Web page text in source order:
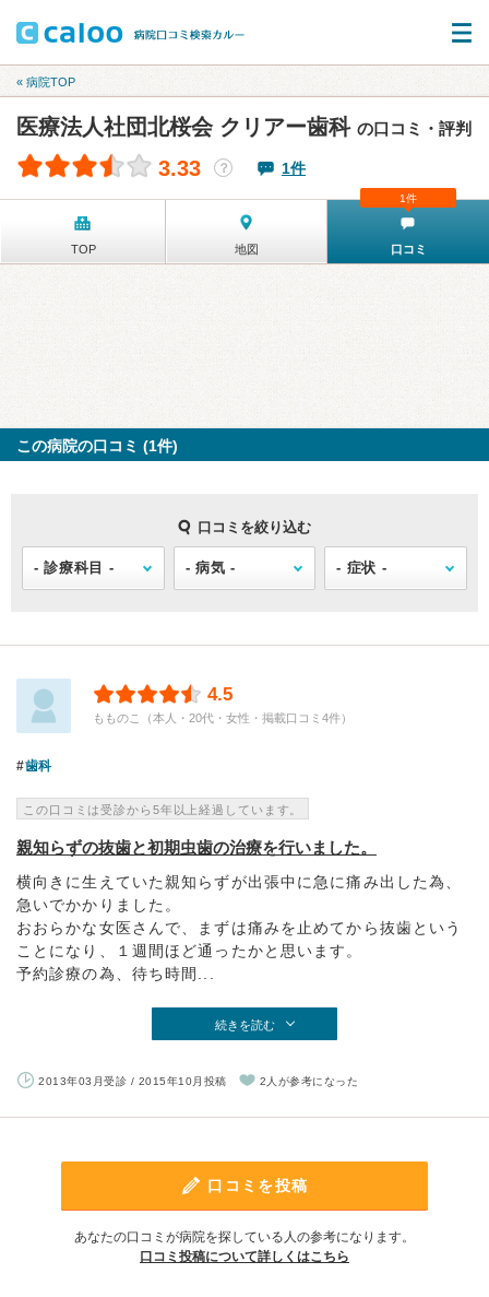
« 病院TOP
医療法人社団北桜会 クリアー歯科 の口コミ・評判
3.33 ？ 1件
TOP 地図 口コミ
1件
この病院の口コミ (1件)
口コミを絞り込む
4.5
もものこ（本人・20代・女性・掲載口コミ4件）
歯科
この口コミは受診から5年以上経過しています。
親知らずの抜歯と初期虫歯の治療を行いました。
横向きに生えていた親知らずが出張中に急に痛み出した為、
急いでかかりました。
おおらかな女医さんで、まずは痛みを止めてから抜歯という
ことになり、１週間ほど通ったかと思います。
予約診療の為、待ち時間...
続きを読む
2013年03月受診 / 2015年10月投稿 2人が参考になった
口コミを投稿
あなたの口コミが病院を探している人の参考になります。
口コミ投稿について詳しくはこちら